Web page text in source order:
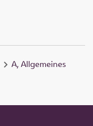
A, Allgemeines